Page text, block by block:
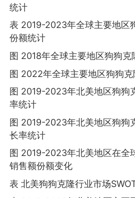
统计
表 2019-2023年全球主要地区
份额统计
图 2018年全球主要地区狗狗克
图 2022年全球主要地区狗狗
图 2019-2023年北美地区狗狗
率统计
图 2019-2023年北美地区狗狗
长率统计
图 2019-2023年北美地区在全
销售额份额变化
表 北美狗狗克隆行业市场